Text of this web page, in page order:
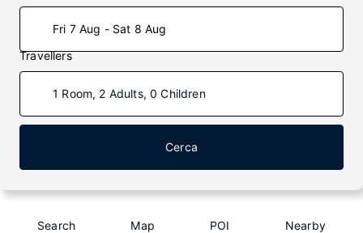
Fri 7 Aug - Sat 8 Aug
Travellers
1 Room, 2 Adults, 0 Children
Cerca
Search Map POI Nearby